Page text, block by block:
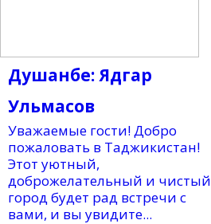
Душанбе: Ядгар
Ульмасов
Уважаемые гости! Добро
пожаловать в Таджикистан!
Этот уютный,
доброжелательный и чистый
город будет рад встречи с
вами, и вы увидите...